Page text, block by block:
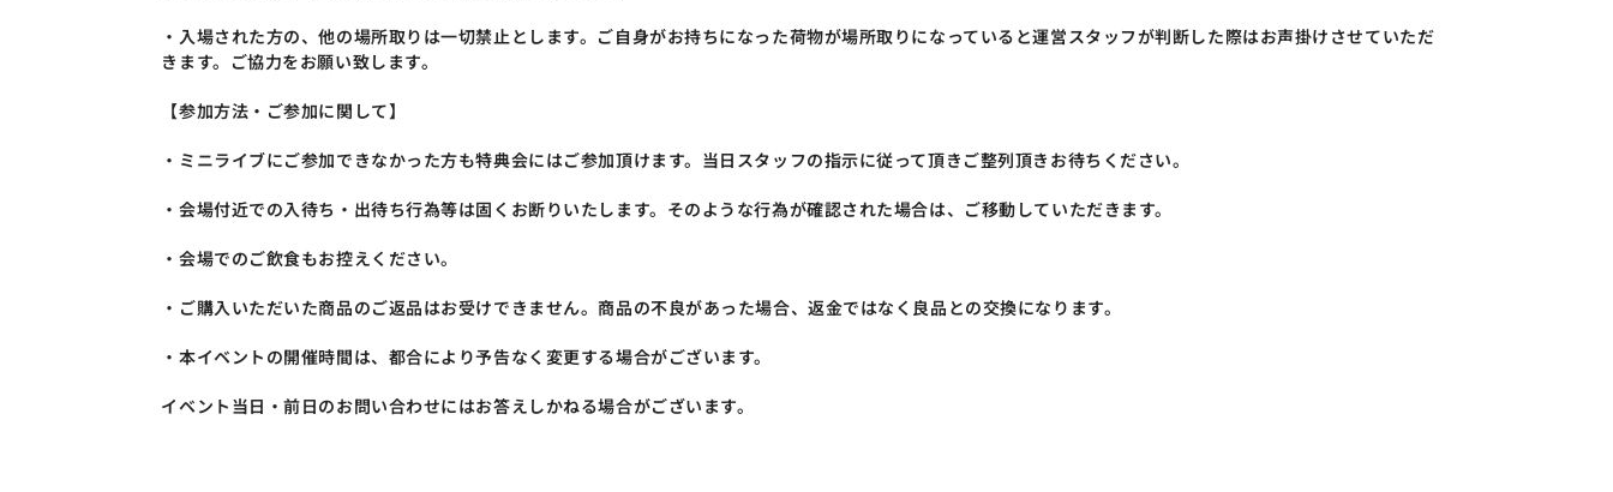
・入場された方の、他の場所取りは一切禁止とします。ご自身がお持ちになった荷物が場所取りになっていると運営スタッフが判断した際はお声掛けさせていただ
きます。ご協力をお願い致します。
【参加方法・ご参加に関して】
・ミニライブにご参加できなかった方も特典会にはご参加頂けます。当日スタッフの指示に従って頂きご整列頂きお待ちください。
・会場付近での入待ち・出待ち行為等は固くお断りいたします。そのような行為が確認された場合は、ご移動していただきます。
・会場でのご飲食もお控えください。
・ご購入いただいた商品のご返品はお受けできません。商品の不良があった場合、返金ではなく良品との交換になります。
・本イベントの開催時間は、都合により予告なく変更する場合がございます。
イベント当日・前日のお問い合わせにはお答えしかねる場合がございます。